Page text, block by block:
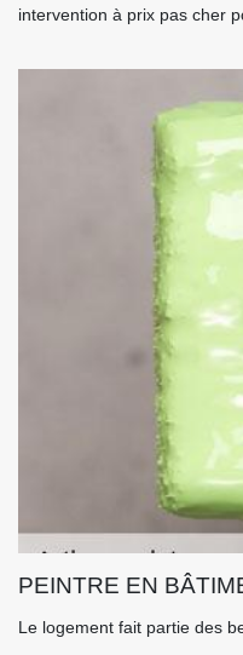
intervention à prix pas cher
PEINTRE EN
Le logement fait partie des